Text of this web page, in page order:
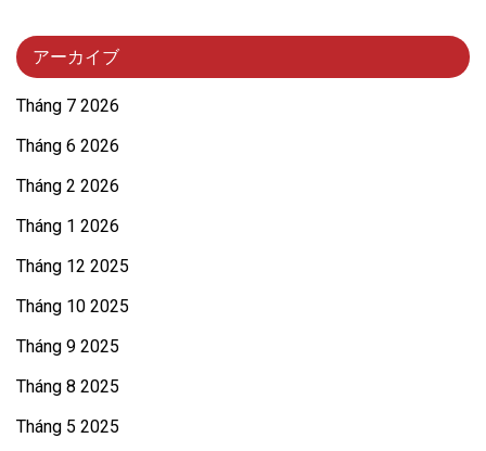
アーカイブ
Tháng 7 2026
Tháng 6 2026
Tháng 2 2026
Tháng 1 2026
Tháng 12 2025
Tháng 10 2025
Tháng 9 2025
Tháng 8 2025
Tháng 5 2025